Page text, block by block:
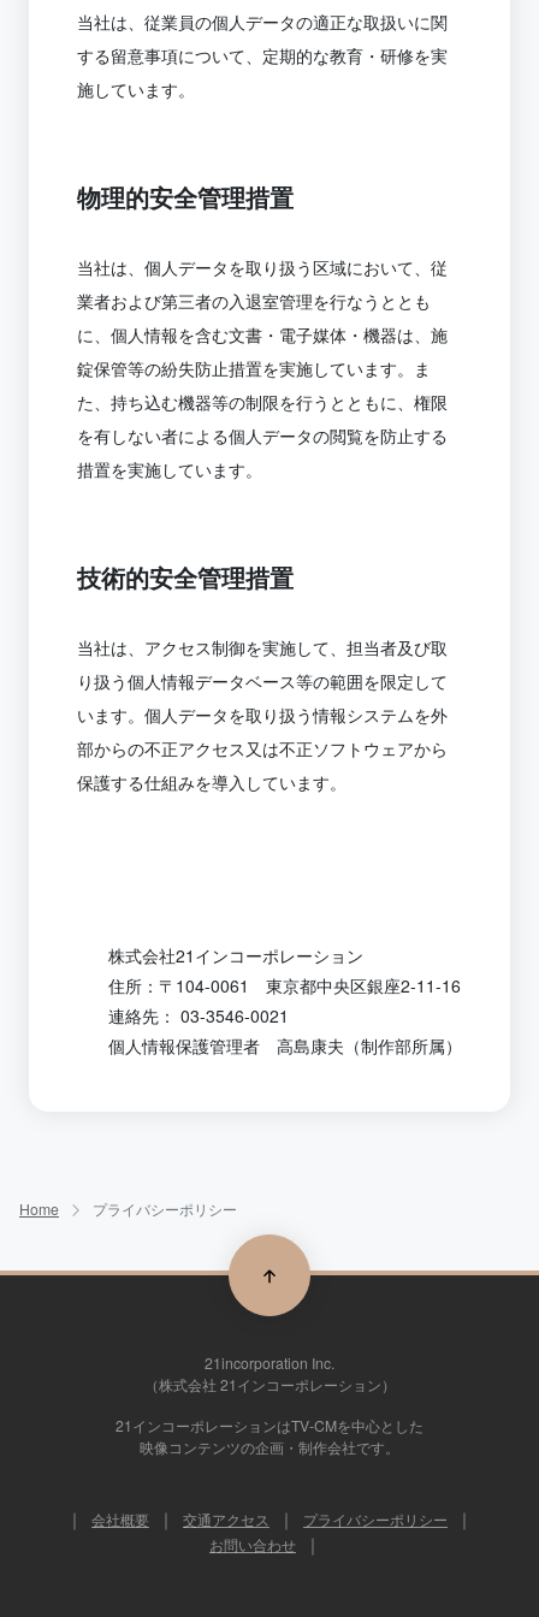
当社は、従業員の個人データの適正な取扱いに関
する留意事項について、定期的な教育・研修を実
施しています。
物理的安全管理措置
当社は、個人データを取り扱う区域において、従
業者および第三者の入退室管理を行なうととも
に、個人情報を含む文書・電子媒体・機器は、施
錠保管等の紛失防止措置を実施しています。ま
た、持ち込む機器等の制限を行うとともに、権限
を有しない者による個人データの閲覧を防止する
措置を実施しています。
技術的安全管理措置
当社は、アクセス制御を実施して、担当者及び取
り扱う個人情報データベース等の範囲を限定して
います。個人データを取り扱う情報システムを外
部からの不正アクセス又は不正ソフトウェアから
保護する仕組みを導入しています。
株式会社21インコーポレーション
住所：〒104-0061 東京都中央区銀座2-11-16
連絡先： 03-3546-0021
個人情報保護管理者 高島康夫（制作部所属）
Home プライバシーポリシー
21incorporation Inc.
（株式会社 21インコーポレーション）
21インコーポレーションはTV-CMを中心とした
映像コンテンツの企画・制作会社です。
会社概要 交通アクセス
プライバシーポリシー
お問い合わせ